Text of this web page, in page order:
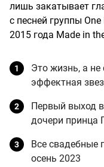
лишь закатывает
с песней группы
2015 года Made in
Это жизнь, а не
эффектная
Первый выход
дочери принца
Все свадебные
осень 2023